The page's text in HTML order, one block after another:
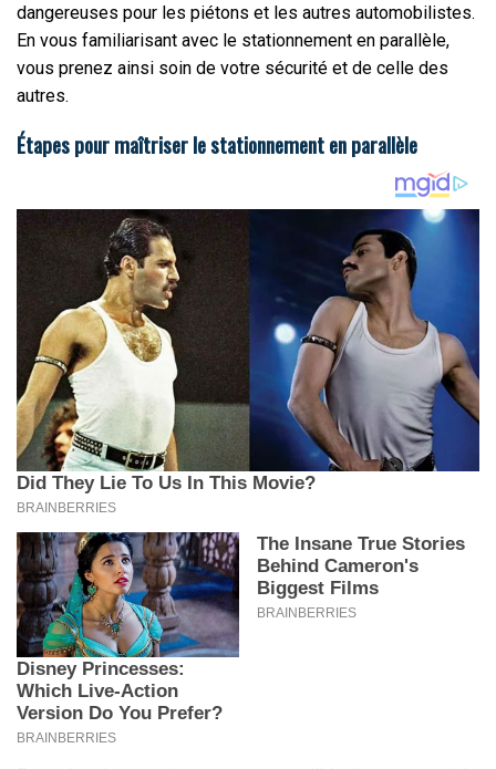
dangereuses pour les piétons et les autres automobilistes.
En vous familiarisant avec le stationnement en parallèle,
vous prenez ainsi soin de votre sécurité et de celle des
autres.
Étapes pour maîtriser le stationnement en parallèle